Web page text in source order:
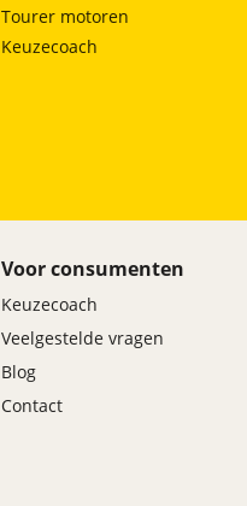
Tourer motoren
Keuzecoach
Voor consumenten
Keuzecoach
Veelgestelde vragen
Blog
Contact